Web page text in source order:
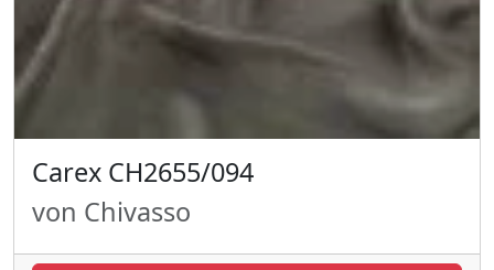
Carex CH2655/094
von Chivasso